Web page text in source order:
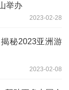
举办
2023-02-28
秘2023亚洲游
2023-02-08